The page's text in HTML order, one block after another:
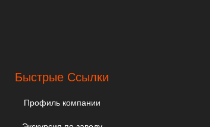
Быстрые Ссылки
Профиль компании